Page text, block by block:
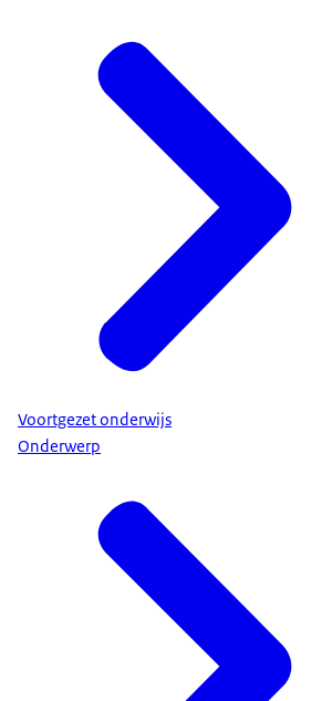
Voortgezet onderwijs
Onderwerp